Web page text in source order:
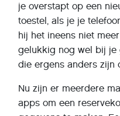
je overstapt op een
toestel, als je je
hij het ineens niet
gelukkig nog wel bij je
die ergens anders zijn
Nu zijn er meerdere
apps om een